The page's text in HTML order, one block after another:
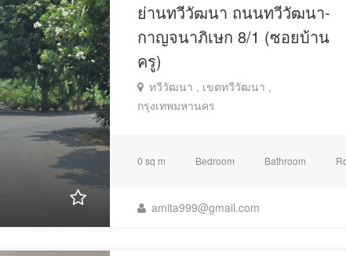
ย่านทวีวัฒนา ถนนทวีวัฒนา-
กาญจนาภิเษก 8/1 (ซอยบ้าน
ครู)
ทวีวัฒนา , เขตทวีวัฒนา ,
กรุงเทพมหานคร
0 sq m Bedroom Bathroom
amita999@gmail.com